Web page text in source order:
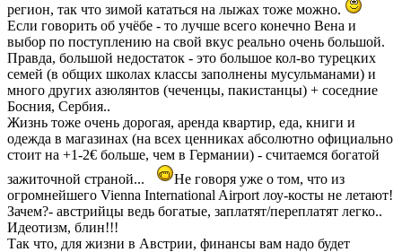
регион, так что зимой кататься на лыжах тоже можно.
Если говорить об учёбе - то лучше всего конечно Вена и
выбор по поступлению на свой вкус реально очень большой.
Правда, большой недостаток - это большое кол-во турецких
семей (в общих школах классы заполнены мусульманами) и
много других азюлянтов (чеченцы, пакистанцы) + соседниe
Босния, Сербия..
Жизнь тоже очень дорогая, аренда квартир, еда, книги и
одежда в магазинах (на всех ценниках абсолютно официально
стоит на +1-2€ больше, чем в Германии) - считаемся богатой
зажиточной страной...
Не говоря уже о том, что из
огромнейшего Vienna International Airport лоу-косты не летают!
Зачем?- австрийцы ведь богатые, заплатят/переплатят легко..
Идеотизм, блин!!!
Так что, для жизни в Австрии, финансы вам надо будет